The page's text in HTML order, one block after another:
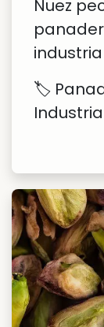
Nuez
🏷️
Industria